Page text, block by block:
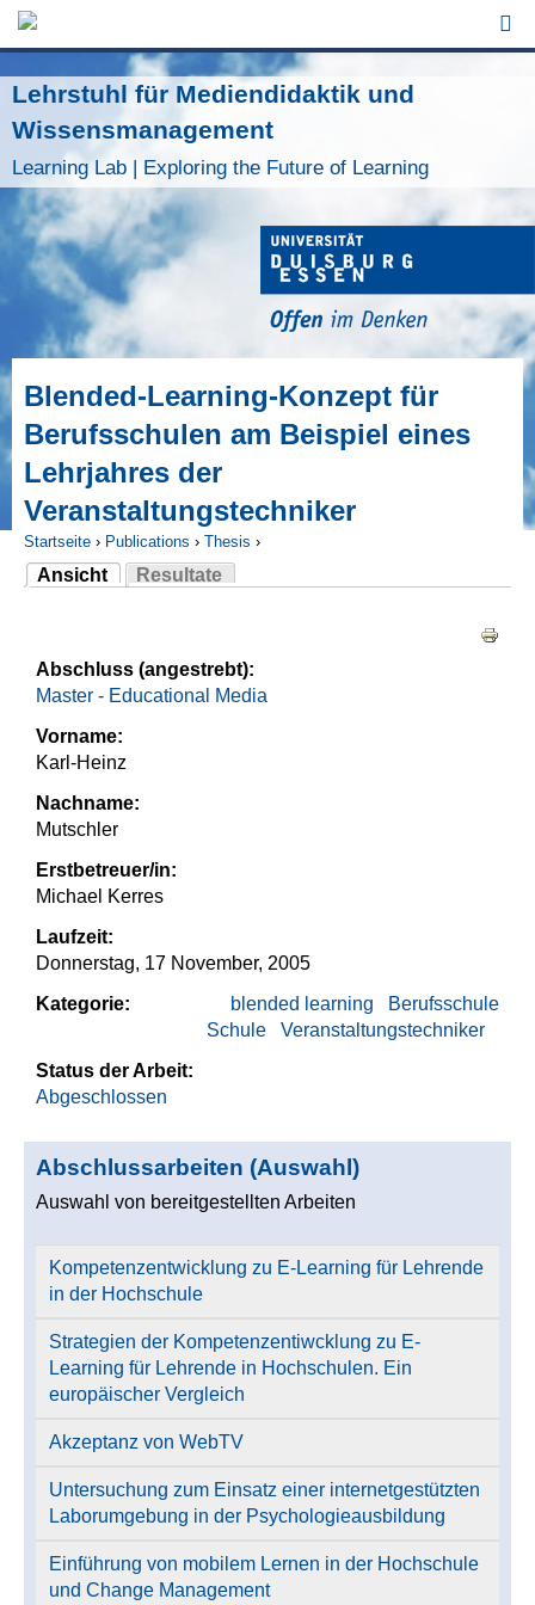
Jump to Navigation
Lehrstuhl für Mediendidaktik und
Wissensmanagement
Learning Lab | Exploring the Future of Learning
Blended-Learning-Konzept für
Berufsschulen am Beispiel eines
Lehrjahres der
Veranstaltungstechniker
Sie sind hier
Startseite › Publications › Thesis ›
Ansicht
(aktiver Reiter)
Resultate
Abschluss (angestrebt):
Master - Educational Media
Vorname:
Karl-Heinz
Nachname:
Mutschler
Erstbetreuer/in:
Michael Kerres
Laufzeit:
Donnerstag, 17 November, 2005
Kategorie:
Berufsschule
blended learning
Veranstaltungstechniker
Schule
Status der Arbeit:
Abgeschlossen
Abschlussarbeiten (Auswahl)
Auswahl von bereitgestellten Arbeiten
Kompetenzentwicklung zu E-Learning für Lehrende
in der Hochschule
Strategien der Kompetenzentiwcklung zu E-
Learning für Lehrende in Hochschulen. Ein
europäischer Vergleich
Akzeptanz von WebTV
Untersuchung zum Einsatz einer internetgestützten
Laborumgebung in der Psychologieausbildung
Einführung von mobilem Lernen in der Hochschule
und Change Management